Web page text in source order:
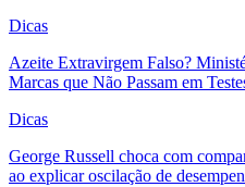
Dicas
Azeite Extravirgem Falso?
Marcas que Não Passam em
Dicas
George Russell choca com
ao explicar oscilação de